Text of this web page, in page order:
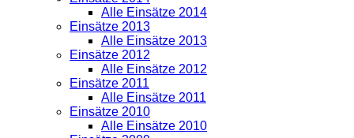
Alle Einsätze 2014
Einsätze 2013
Alle Einsätze 2013
Einsätze 2012
Alle Einsätze 2012
Einsätze 2011
Alle Einsätze 2011
Einsätze 2010
Alle Einsätze 2010